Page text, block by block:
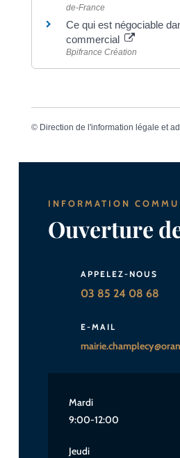
de-France
Ce qui est négociable
commercial
Bpifrance Création
© Direction de l'information légale et
INFORMATION
Ouverture
APPELEZ-NOUS
03 85 24 08 68
E-MAIL
Mardi
9:00-12:00
Jeudi